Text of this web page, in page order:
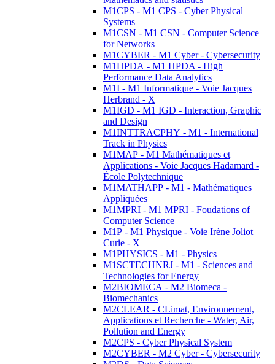
M1CPS - M1 CPS - Cyber Physical
Systems
M1CSN - M1 CSN - Computer Science
for Networks
M1CYBER - M1 Cyber - Cybersecurity
M1HPDA - M1 HPDA - High
Performance Data Analytics
M1I - M1 Informatique - Voie Jacques
Herbrand - X
M1IGD - M1 IGD - Interaction, Graphic
and Design
M1INTTRACPHY - M1 - International
Track in Physics
M1MAP - M1 Mathématiques et
Applications - Voie Jacques Hadamard -
École Polytechnique
M1MATHAPP - M1 - Mathématiques
Appliquées
M1MPRI - M1 MPRI - Foudations of
Computer Science
M1P - M1 Physique - Voie Irène Joliot
Curie - X
M1PHYSICS - M1 - Physics
M1SCTECHNRJ - M1 - Sciences and
Technologies for Energy
M2BIOMECA - M2 Biomeca -
Biomechanics
M2CLEAR - CLimat, Environnement,
Applications et Recherche - Water, Air,
Pollution and Energy
M2CPS - Cyber Physical System
M2CYBER - M2 Cyber - Cybersecurity